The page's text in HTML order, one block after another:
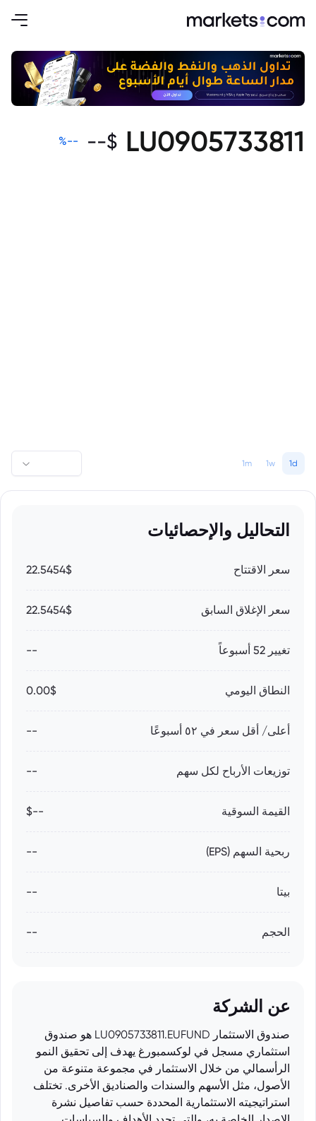
LU0905733811
$
--
--
%
1d
1w
1m
التحاليل والإحصائيات
سعر الاقتتاح 22.5454$
سعر الإغلاق السابق 22.5454$
تغيير 52 أسبوعاً --
النطاق اليومي 0.00$
أعلى/ أقل سعر في ٥٢ أسبوعًا --
توزيعات الأرباح لكل سهم --
القيمة السوقية --$
ربحية السهم (EPS) --
بيتا --
الحجم --
عن الشركة
صندوق الاستثمار LU0905733811.EUFUND هو صندوق
استثماري مسجل في لوكسمبورغ يهدف إلى تحقيق النمو
الرأسمالي من خلال الاستثمار في مجموعة متنوعة من
الأصول، مثل الأسهم والسندات والصناديق الأخرى. تختلف
استراتيجيته الاستثمارية المحددة حسب تفاصيل نشرة